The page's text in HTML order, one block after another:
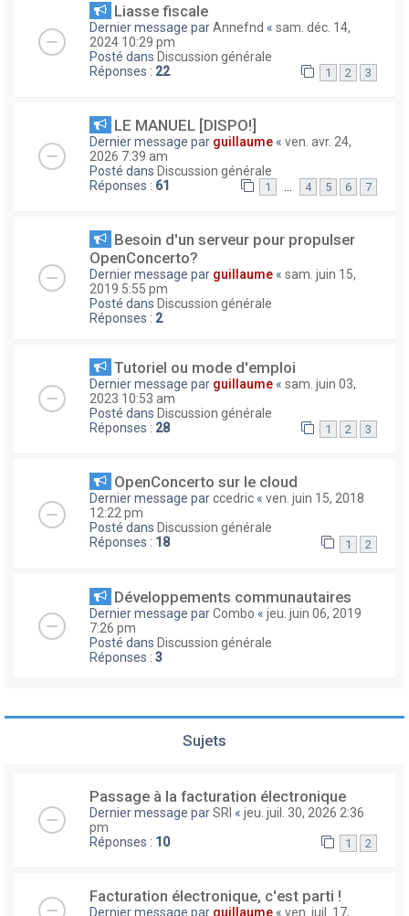
Liasse fiscale
Dernier message parAnnefnd « sam. déc. 14,
2024 10:29 pm
Posté dans Discussion générale
Réponses : 22 1 2 3
LE MANUEL [DISPO!]
Dernier message par guillaume « ven. avr. 24,
2026 7:39 am
Posté dans Discussion générale
Réponses : 61 1 … 4 5 6 7
Besoin d'un serveur pour propulser
OpenConcerto?
Dernier message par guillaume « sam. juin 15,
2019 5:55 pm
Posté dans Discussion générale
Réponses : 2
Tutoriel ou mode d'emploi
Dernier message par guillaume « sam. juin 03,
2023 10:53 am
Posté dans Discussion générale
Réponses : 28 1 2 3
OpenConcerto sur le cloud
Dernier message parccedric « ven. juin 15, 2018
12:22 pm
Posté dans Discussion générale
Réponses : 18 1 2
Développements communautaires
Dernier message parCombo « jeu. juin 06, 2019
7:26 pm
Posté dans Discussion générale
Réponses : 3
Sujets
Passage à la facturation électronique
Dernier message parSRI « jeu. juil. 30, 2026 2:36
pm
Réponses : 10 1 2
Facturation électronique, c'est parti !
Dernier message par guillaume « ven. juil. 17,